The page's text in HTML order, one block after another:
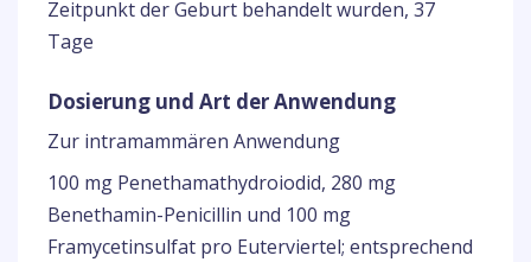
Zeitpunkt der Geburt behandelt wurden, 37
Tage
Dosierung und Art der Anwendung
Zur intramammären Anwendung
100 mg Penethamathydroiodid, 280 mg
Benethamin-Penicillin und 100 mg
Framycetinsulfat pro Euterviertel; entsprechend